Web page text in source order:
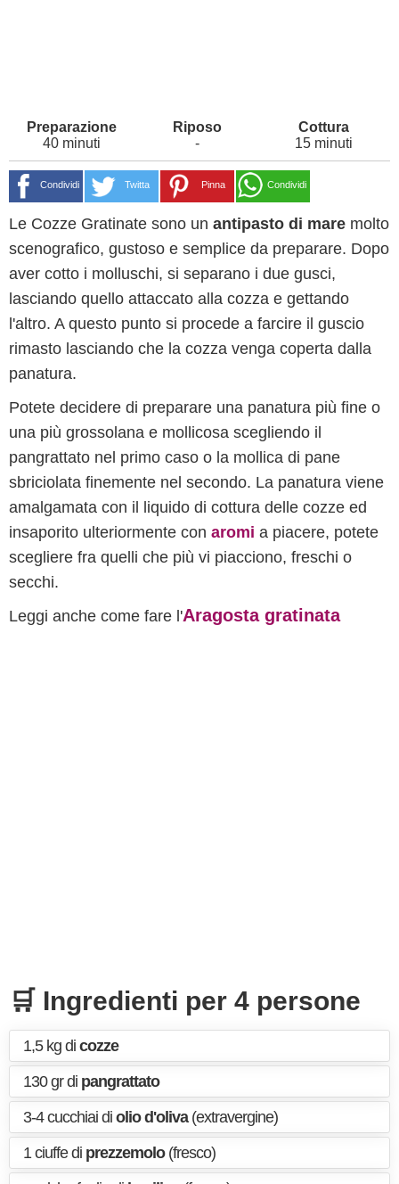
40 minuti - 15 minuti
Condividi Twitta Pinna Condividi
Le Cozze Gratinate sono un antipasto di mare molto
scenografico, gustoso e semplice da preparare. Dopo
aver cotto i molluschi, si separano i due gusci,
lasciando quello attaccato alla cozza e gettando
l'altro. A questo punto si procede a farcire il guscio
rimasto lasciando che la cozza venga coperta dalla
panatura.
Potete decidere di preparare una panatura più fine o
una più grossolana e mollicosa scegliendo il
pangrattato nel primo caso o la mollica di pane
sbriciolata finemente nel secondo. La panatura viene
amalgamata con il liquido di cottura delle cozze ed
insaporito ulteriormente con aromi a piacere, potete
scegliere fra quelli che più vi piacciono, freschi o
secchi.
Leggi anche come fare l'Aragosta gratinata
🛒 Ingredienti per 4 persone
1,5 kg di cozze
130 gr di pangrattato
3-4 cucchiai di olio d'oliva(extravergine)
1 ciuffe di prezzemolo(fresco)